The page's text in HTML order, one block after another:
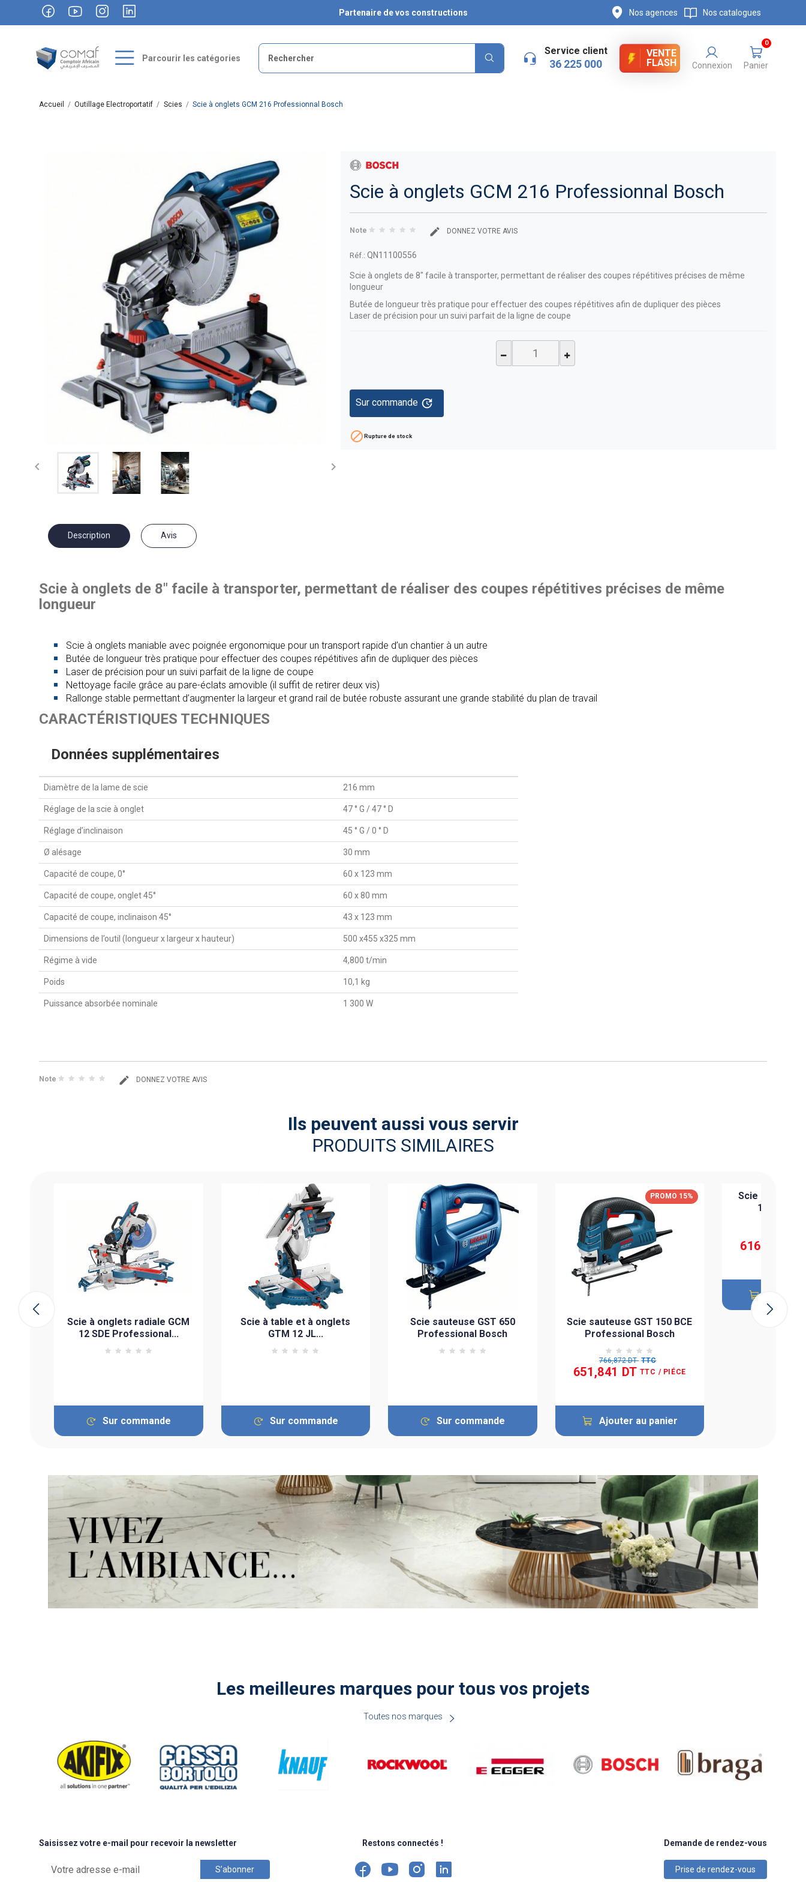
Partenaire de vos constructions Nos agences Nos catalogues
Parcourir les catégories
Service client
36 225 000
VENTE
FLASH
Connexion Panier
0
Accueil Outillage Electroportatif Scies Scie à onglets GCM 216 Professionnal Bosch
 
Scie à onglets GCM 216 Professionnal Bosch
Note DONNEZ VOTRE AVIS
Réf.: QN11100556
Scie à onglets de 8" facile à transporter, permettant de réaliser des coupes répétitives précises de même
longueur
Butée de longueur très pratique pour effectuer des coupes répétitives afin de dupliquer des pièces
Laser de précision pour un suivi parfait de la ligne de coupe
Sur commande update
Rupture de stock
Description Avis
Scie à onglets de 8" facile à transporter, permettant de réaliser des coupes répétitives précises de même
longueur
Scie à onglets maniable avec poignée ergonomique pour un transport rapide d’un chantier à un autre
Butée de longueur très pratique pour effectuer des coupes répétitives afin de dupliquer des pièces
Laser de précision pour un suivi parfait de la ligne de coupe
Nettoyage facile grâce au pare-éclats amovible (il suffit de retirer deux vis)
Rallonge stable permettant d’augmenter la largeur et grand rail de butée robuste assurant une grande stabilité du plan de travail
CARACTÉRISTIQUES TECHNIQUES
Données supplémentaires
Diamètre de la lame de scie 216 mm
Réglage de la scie à onglet 47 ° G / 47 ° D
Réglage d’inclinaison 45 ° G / 0 ° D
Ø alésage 30 mm
Capacité de coupe, 0° 60 x 123 mm
Capacité de coupe, onglet 45° 60 x 80 mm
Capacité de coupe, inclinaison 45° 43 x 123 mm
Dimensions de l’outil (longueur x largeur x hauteur) 500 x455 x325 mm
Régime à vide 4,800 t/min
Poids 10,1 kg
Puissance absorbée nominale 1 300 W
Note DONNEZ VOTRE AVIS
Ils peuvent aussi vous servir
PRODUITS SIMILAIRES
Scie à onglets radiale GCM
12 SDE Professional...
Sur commande
Scie à table et à onglets
GTM 12 JL...
Sur commande
Scie sauteuse GST 650
Professional Bosch
Sur commande
PROMO 15%
Scie sauteuse GST 150 BCE
Professional Bosch
766,872 DT TTC
651,841 DT TTC / PIÉCE
Ajouter au panier
Scie circulaire
190
616,985 DT
Les meilleures marques pour tous vos projets
Toutes nos marques
Saisissez votre e-mail pour recevoir la newsletter Restons connectés ! Demande de rendez-vous
Prise de rendez-vous